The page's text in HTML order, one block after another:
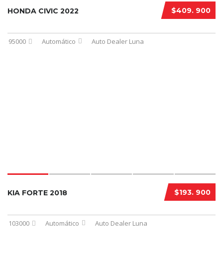
$409. 900
HONDA CIVIC 2022
95000 Automático Auto Dealer Luna
$193. 900
KIA FORTE 2018
103000 Automático Auto Dealer Luna